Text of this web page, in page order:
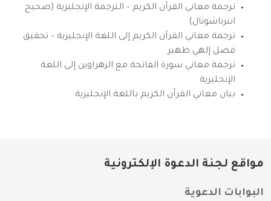
ترجمة معاني القرآن الكريم – الترجمة الإنجليزية (صحيح
انترناشونال)
ترجمة معاني القرآن الكريم إلى اللغة الإنجليزية – تحقيق
فضل إلهي ظهير
ترجمة معاني سورة الفاتحة مع الزهراوين إلى اللغة
الإنجليزية
بيان معاني القرآن الكريم باللغة الإنجليزية
مواقع لجنة الدعوة الإلكترونية
البوابات الدعوية